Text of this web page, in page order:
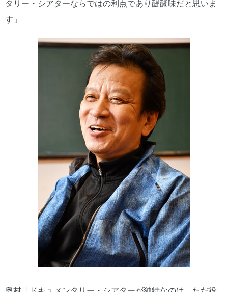
タリー・シアターならではの利点であり醍醐味だと思いま
す」